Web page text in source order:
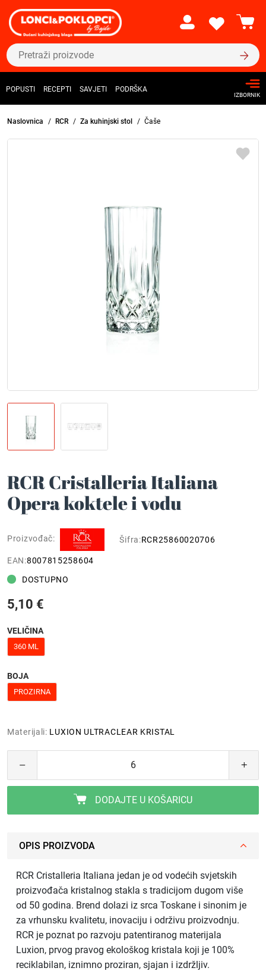
POPUSTI RECEPTI SAVJETI PODRŠKA
IZBORNIK
Naslovnica RCR Za kuhinjski stol Čaše
RCR Cristalleria Italiana
Opera koktele i vodu
Proizvođač: Šifra:RCR25860020706
EAN:8007815258604
DOSTUPNO
5,10 €
VELIČINA
360 ML
BOJA
PROZIRNA
Materijali: LUXION ULTRACLEAR KRISTAL
DODAJTE U KOŠARICU
OPIS PROIZVODA
RCR Cristalleria Italiana jedan je od vodećih svjetskih
proizvođača kristalnog stakla s tradicijom dugom više
od 50 godina. Brend dolazi iz srca Toskane i sinonim je
za vrhunsku kvalitetu, inovaciju i održivu proizvodnju.
RCR je poznat po razvoju patentiranog materijala
Luxion, prvog pravog ekološkog kristala koji je 100%
reciklabilan, iznimno proziran, sjajan i izdržljiv.